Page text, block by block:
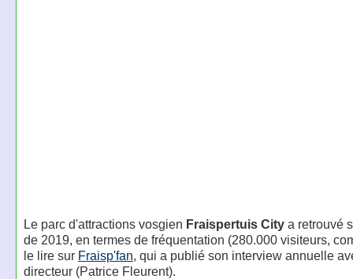
Le parc d'attractions vosgien Fraispertuis Citya retrouvé
de 2019, en termes de fréquentation (280.000 visiteurs,
le lire sur Fraisp'fan, qui a publié son interview annuelle
directeur (Patrice Fleurent).